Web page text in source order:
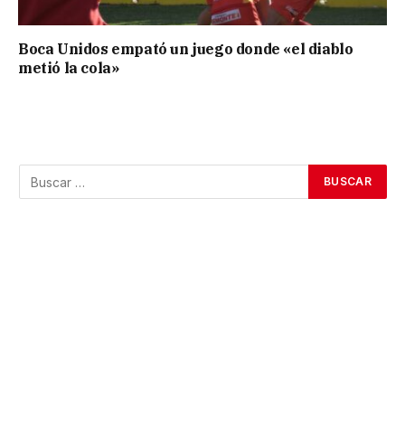
Boca Unidos empató un juego donde «el diablo
metió la cola»